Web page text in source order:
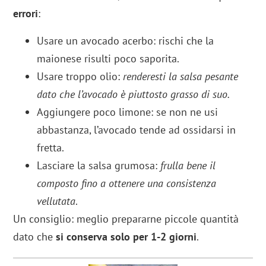
errori:
Usare un avocado acerbo: rischi che la
maionese risulti poco saporita.
Usare troppo olio:renderesti la salsa pesante
dato che l’avocado è piuttosto grasso di suo.
Aggiungere poco limone: se non ne usi
abbastanza, l’avocado tende ad ossidarsi in
fretta.
Lasciare la salsa grumosa: frulla bene il
composto fino a ottenere una consistenza
vellutata.
Un consiglio: meglio prepararne piccole quantità
dato chesi conserva solo per 1-2 giorni.